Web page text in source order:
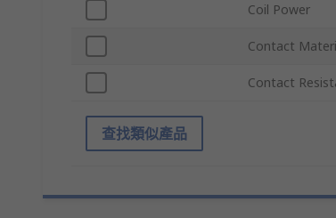
Coil Power
Contact
Contact
查找類似產品